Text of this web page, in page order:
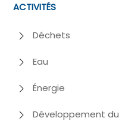
ACTIVITÉS
Déchets
Eau
Énergie
Développement